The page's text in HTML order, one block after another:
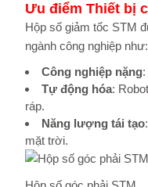
Ưu điểm Thiết bị
Hộp số giảm tốc STM
ngành công nghiệp như:
Công nghiệp nặng:
Tự động hóa:
ráp.
Năng lượng tái tạo
mặt trời.